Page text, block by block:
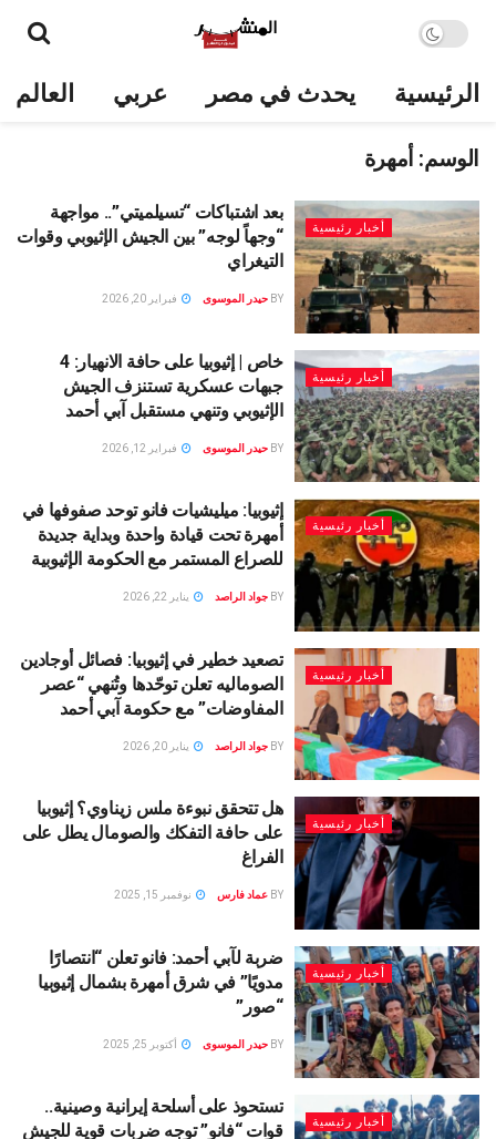
الرئيسية يحدث في مصر عربي العالم
الوسم: أمهرة
أخبار رئيسية
بعد اشتباكات “تسيلميتي”.. مواجهة
“وجهاً لوجه” بين الجيش الإثيوبي وقوات
التيغراي
BY حيدر الموسوى فبراير 20, 2026
أخبار رئيسية
خاص | إثيوبيا على حافة الانهيار: 4
جبهات عسكرية تستنزف الجيش
الإثيوبي وتنهي مستقبل آبي أحمد
BY حيدر الموسوى فبراير 12, 2026
أخبار رئيسية
إثيوبيا: ميليشيات فانو توحد صفوفها في
أمهرة تحت قيادة واحدة وبداية جديدة
للصراع المستمر مع الحكومة الإثيوبية
BY جواد الراصد يناير 22, 2026
أخبار رئيسية
تصعيد خطير في إثيوبيا: فصائل أوجادين
الصوماليه تعلن توحّدها وتُنهي “عصر
المفاوضات” مع حكومة آبي أحمد
BY جواد الراصد يناير 20, 2026
أخبار رئيسية
هل تتحقق نبوءة ملس زيناوي؟ إثيوبيا
على حافة التفكك والصومال يطل على
الفراغ
BY عماد فارس نوفمبر 15, 2025
أخبار رئيسية
ضربة لآبي أحمد: فانو تعلن “انتصارًا
مدويًا” في شرق أمهرة بشمال إثيوبيا
“صور”
BY حيدر الموسوى أكتوبر 25, 2025
أخبار رئيسية
تستحوذ على أسلحة إيرانية وصينية..
قوات “فانو” توجه ضربات قوية للجيش